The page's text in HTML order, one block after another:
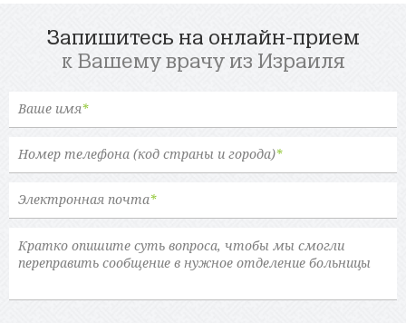
Запишитесь на онлайн-прием
к Вашему врачу из Израиля
Ваше имя*
Номер телефона (код страны и города)*
Электронная почта*